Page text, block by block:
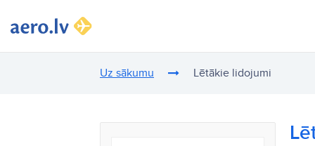
Uz sākumu Lētākie lidojumi